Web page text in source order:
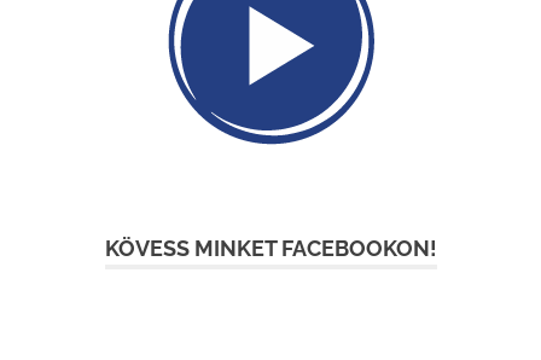
KÖVESS MINKET FACEBOOKON!